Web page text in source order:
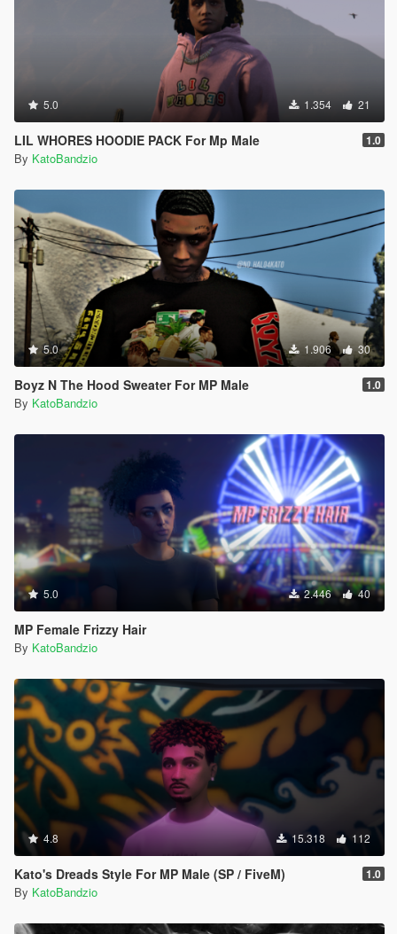
5.0 1.354 21
LIL WHORES HOODIE PACK For Mp Male 1.0
By KatoBandzio
5.0 1.906 30
Boyz N The Hood Sweater For MP Male 1.0
By KatoBandzio
5.0 2.446 40
MP Female Frizzy Hair
By KatoBandzio
4.8 15.318 112
Kato's Dreads Style For MP Male (SP / FiveM) 1.0
By KatoBandzio